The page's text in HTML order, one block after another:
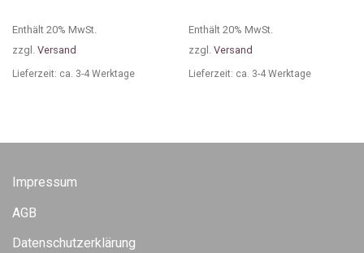
Enthält 20% MwSt.
zzgl. Versand
Lieferzeit: ca. 3-4 Werktage
Enthält 20% MwSt.
zzgl. Versand
Lieferzeit: ca. 3-4 Werktage
Impressum
AGB
Datenschutzerklärung